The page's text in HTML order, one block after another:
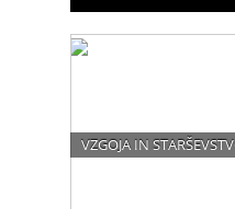
VZGOJA IN